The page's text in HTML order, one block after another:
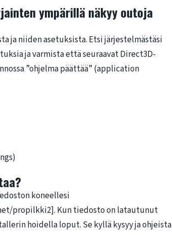
ympärillä näkyy outoja
ja niiden asetuksista. Etsi järjestelmästäsi
ja varmista että seuraavat Direct3D-
”ohjelma päättää” (application
koneellesi
propilkki2]. Kun tiedosto on latautunut
hoidella loput. Se kyllä kysyy ja ohjeista